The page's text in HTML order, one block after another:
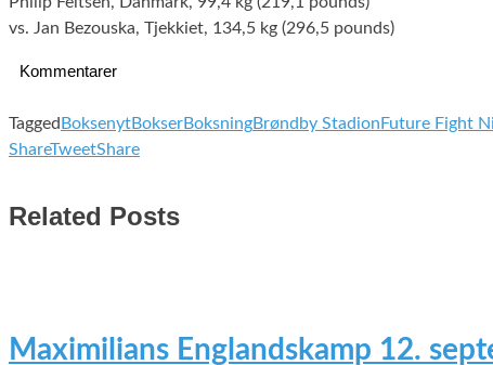
vs. Jan Bezouska, Tjekkiet, 134,5 kg (296,5 pounds)
Kommentarer
Tagged BoksenytBokserBoksningBrøndby Stadion Future Fight
ShareTweetShare
Related Posts
Maximilians Englandskamp 12.